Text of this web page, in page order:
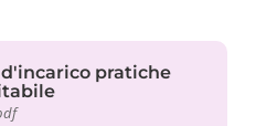
pratiche